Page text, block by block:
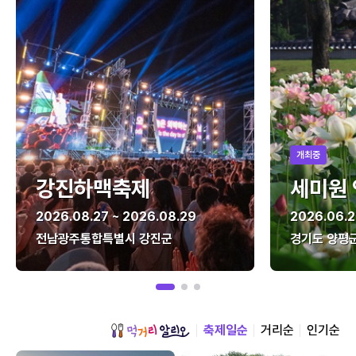
강진하맥축제
2026.08.27 ~ 2026.08.29
전남광주통합특별시 강진군
개최중
세미원
경기도 양평
축제일순 거리순 인기순